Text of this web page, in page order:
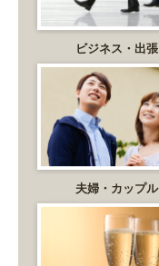
ビジネス・出張
夫婦・カップル